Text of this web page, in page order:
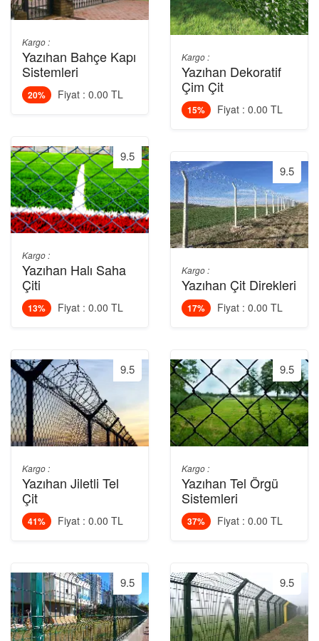
Kargo :
Yazıhan Bahçe Kapı
Sistemleri
20% Fiyat : 0.00 TL
9.5
Kargo :
Yazıhan Halı Saha
Çiti
13% Fiyat : 0.00 TL
9.5
Kargo :
Yazıhan Jiletli Tel
Çit
41% Fiyat : 0.00 TL
9.5
Kargo :
Yazıhan Dekoratif
Çim Çit
15% Fiyat : 0.00 TL
9.5
Kargo :
Yazıhan Çit Direkleri
17% Fiyat : 0.00 TL
9.5
Kargo :
Yazıhan Tel Örgü
Sistemleri
37% Fiyat : 0.00 TL
9.5